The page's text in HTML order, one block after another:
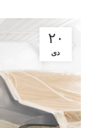
۲۰
دی